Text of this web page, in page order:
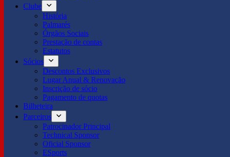
Clube
História
Palmarés
Órgãos Sociais
Prestação de contas
Estatutos
Sócios
Descontos Exclusivos
Lugar Anual & Renovação
Inscrição de sócio
Pagamento de quotas
Bilheteira
Parceiros
Patrocinador Principal
Technical Sponsor
Oficial Sponsor
ESports